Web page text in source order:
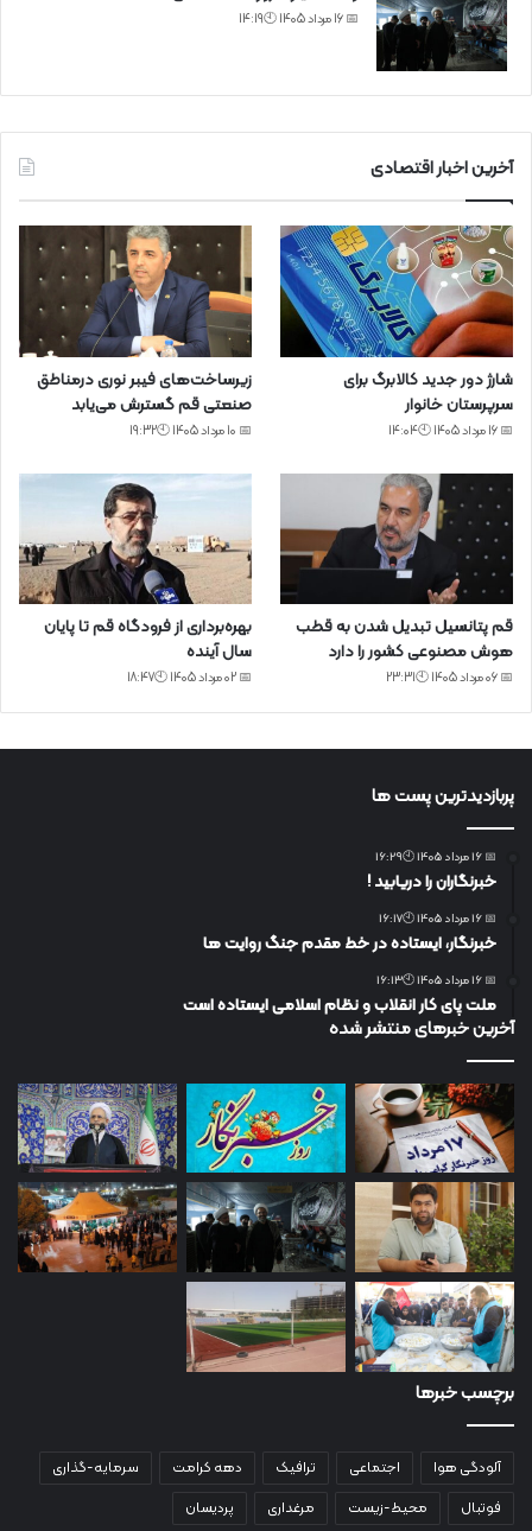
📅 16 مرداد 1405 🕙14:19
آخرین اخبار اقتصادی
شارژ دور جدید کالابرگ برای
سرپرستان خانوار
📅 16 مرداد 1405 🕙14:04
زیرساخت‌های فیبر نوری درمناطق
صنعتی قم گسترش می‌یابد
📅 10 مرداد 1405 🕙19:32
قم پتانسیل تبدیل شدن به قطب
هوش مصنوعی کشور را دارد
📅 06 مرداد 1405 🕙23:31
بهره‌برداری از فرودگاه قم تا پایان
سال آینده
📅 02 مرداد 1405 🕙18:47
پربازدیدترین پست ها
📅 16 مرداد 1405 🕙16:29
خبرنگاران را دریابید !
📅 16 مرداد 1405 🕙16:17
خبرنگار، ایستاده در خط مقدم جنگ روایت ها
📅 16 مرداد 1405 🕙16:13
ملت پای کار انقلاب و نظام اسلامی ایستاده است
آخرین خبرهای منتشر شده
برچسب خبرها
آلودگی هوا اجتماعی ترافیک دهه کرامت
سرمایه-گذاری
فوتبال
محیط-زیست مرغداری
پردیسان